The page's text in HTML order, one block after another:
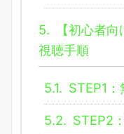
5.
【初心者
視聴手順
5.1. STEP1
5.2. STEP2